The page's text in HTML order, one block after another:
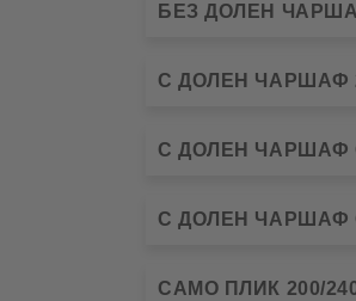
БЕЗ ДОЛЕН
С ДОЛЕН ЧАРШАФ
С ДОЛЕН ЧАРШАФ С
С ДОЛЕН ЧАРШАФ С
САМО ПЛИК 200/